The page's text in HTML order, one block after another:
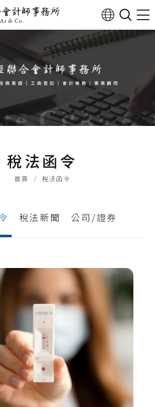
稅法函令
首頁 稅法函令
稅法新聞 公司/證券